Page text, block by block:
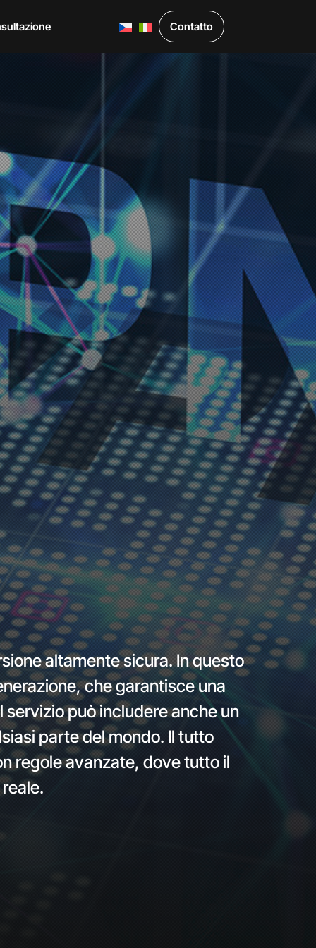
Contatto
altamente sicura. In questo
che garantisce una
può includere anche un
parte del mondo. Il tutto
regole avanzate, dove tutto il